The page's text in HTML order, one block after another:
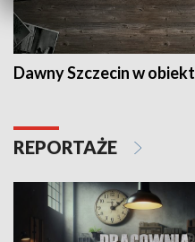
Dawny Szczecin w
REPORTAŻE